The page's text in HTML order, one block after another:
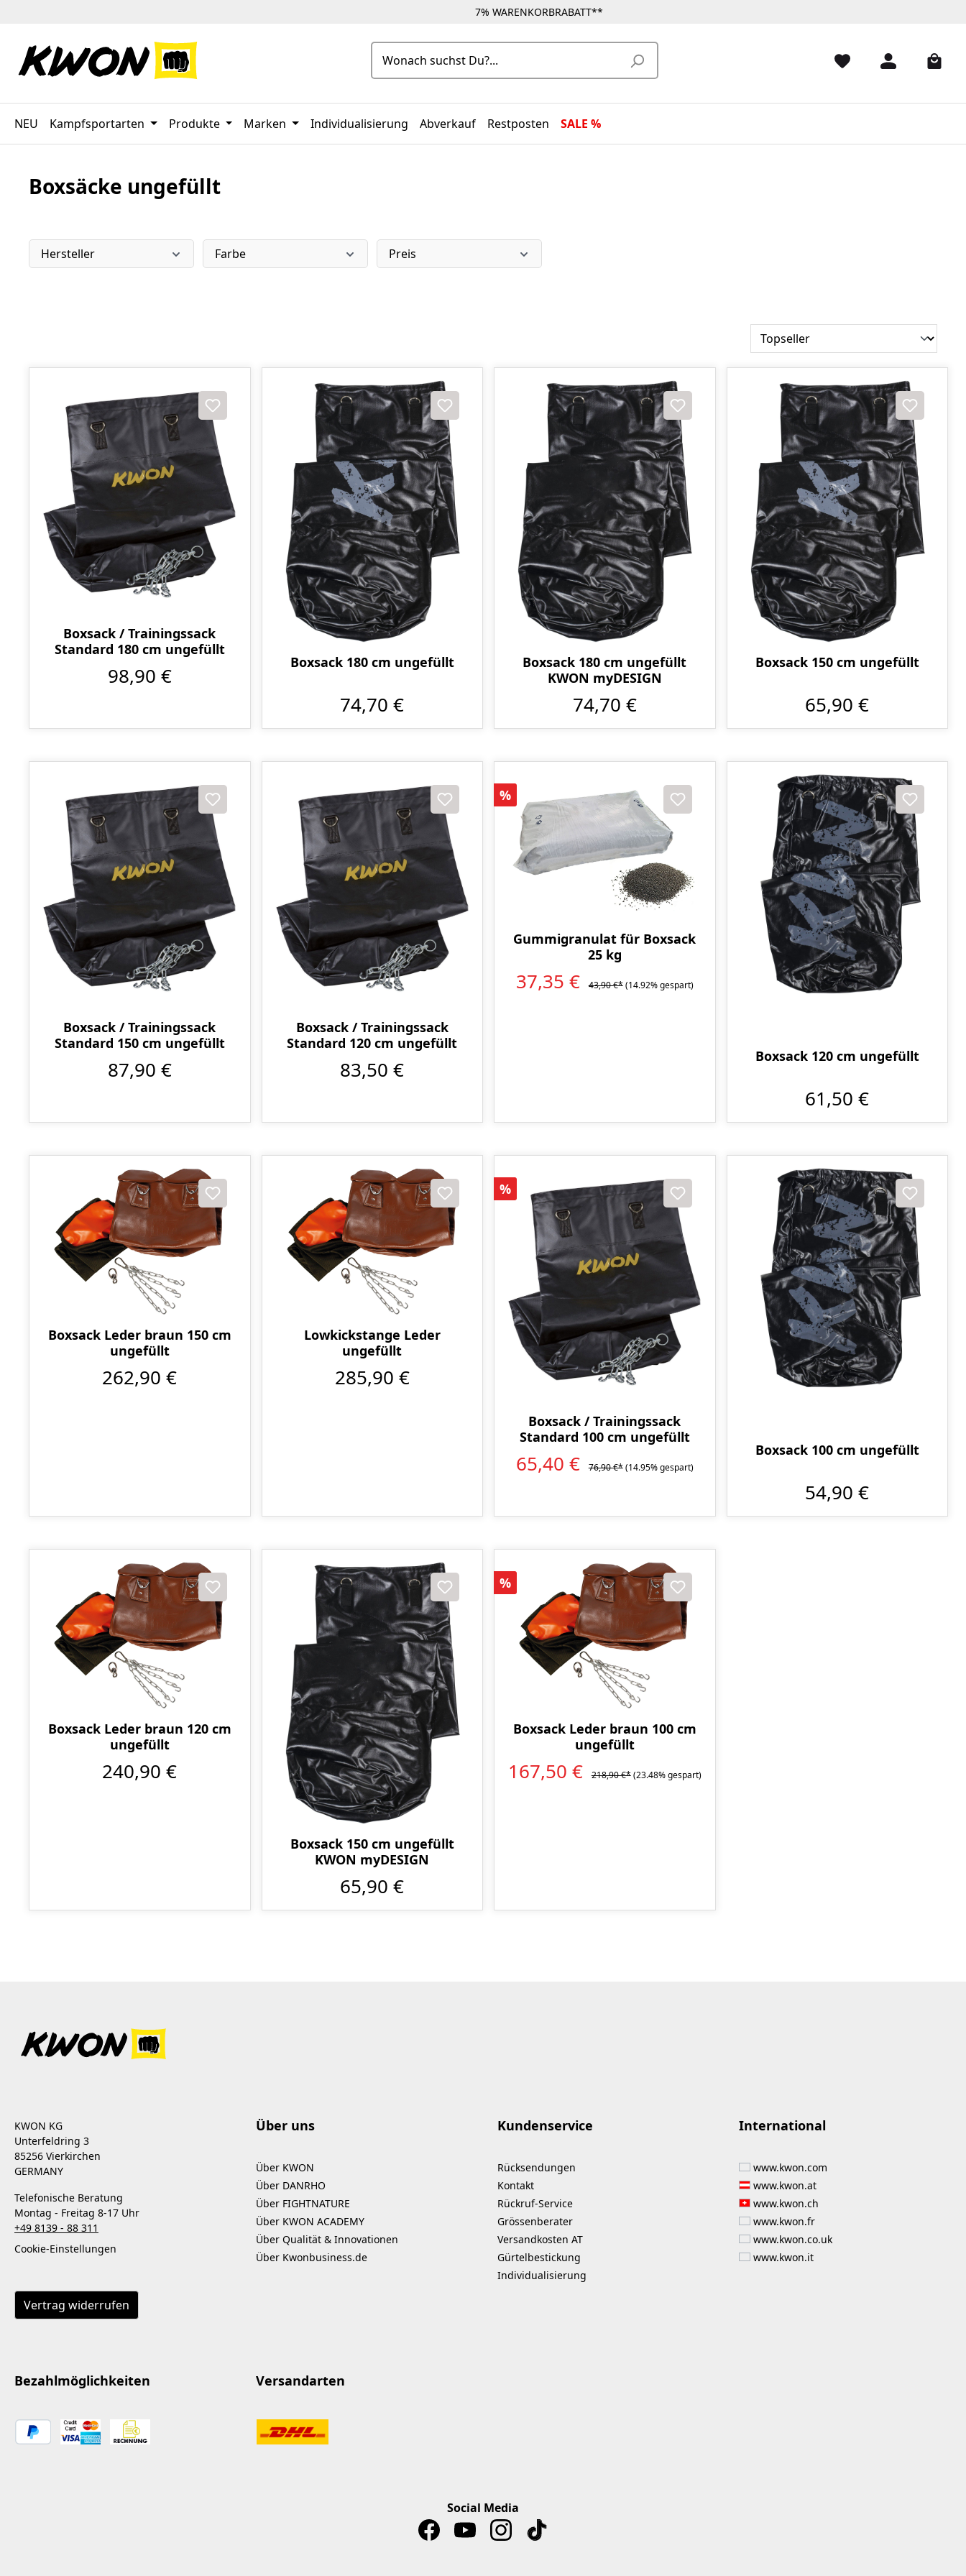
7% WARENKORBRABATT**
NEU Kampfsportarten Produkte Marken Individualisierung Abverkauf Restposten SALE %
Boxsäcke ungefüllt
Hersteller Farbe Preis
Boxsack / Trainingssack
Standard 180 cm ungefüllt
98,90 €
Boxsack 180 cm ungefüllt
74,70 €
Boxsack 180 cm ungefüllt
KWON myDESIGN
74,70 €
Boxsack 150 cm ungefüllt
65,90 €
Boxsack / Trainingssack
Standard 150 cm ungefüllt
87,90 €
Boxsack / Trainingssack
Standard 120 cm ungefüllt
83,50 €
Rabatt
%
Gummigranulat für Boxsack
25 kg
37,35 € 43,90 €*(14.92% gespart)
Boxsack 120 cm ungefüllt
61,50 €
Boxsack Leder braun 150 cm
ungefüllt
262,90 €
Lowkickstange Leder
ungefüllt
285,90 €
Rabatt
%
Boxsack / Trainingssack
Standard 100 cm ungefüllt
65,40 € 76,90 €*(14.95% gespart)
Boxsack 100 cm ungefüllt
54,90 €
Boxsack Leder braun 120 cm
ungefüllt
240,90 €
Boxsack 150 cm ungefüllt
KWON myDESIGN
65,90 €
Rabatt
%
Boxsack Leder braun 100 cm
ungefüllt
167,50 € 218,90 €*(23.48% gespart)
KWON KG
Unterfeldring 3
85256 Vierkirchen
GERMANY
Telefonische Beratung
Montag - Freitag 8-17 Uhr
+49 8139 - 88 311
Cookie-Einstellungen
Vertrag widerrufen
Über uns
Über KWON
Über DANRHO
Über FIGHTNATURE
Über KWON ACADEMY
Über Qualität & Innovationen
Über Kwonbusiness.de
Kundenservice
Rücksendungen
Kontakt
Rückruf-Service
Grössenberater
Versandkosten AT
Gürtelbestickung
Individualisierung
International
www.kwon.com
www.kwon.at
www.kwon.ch
www.kwon.fr
www.kwon.co.uk
www.kwon.it
Bezahlmöglichkeiten Versandarten
Social Media